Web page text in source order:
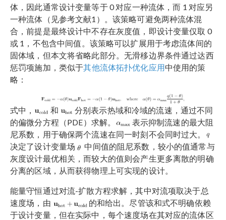
体，因此通常设计变量等于 0 对应一种流体，而 1 对应另
一种流体（见参考文献1）。该策略可避免两种流体混
合，前提是最终设计中不存在灰度值，即设计变量仅取 0
或 1，不包含中间值。该策略可以扩展用于考虑流体间的
固体域，但本文将省略此部分。无滑移边界条件通过达西
惩罚项施加，类似于其他流体拓扑优化应用中使用的策
略：
式中， 和
分别表示热域和冷域的流速，通过不同
的偏微分方程（PDE）求解。
表示抑制流速的最大阻
尼系数，用于确保两个流速在同一时刻不会同时过大。
决定了设计变量场
中间值的阻尼系数，较小的值通常与
灰度设计最优相关，而较大的值则会产生更多离散的明确
分离的区域，从而获得物理上可实现的设计。
能量守恒通过对流-扩散方程求解，其中对流项取决于总
速度场，由
的和给出。尽管该和式不明确依赖
于设计变量，但在实际中，每个速度场在其对应的流体区